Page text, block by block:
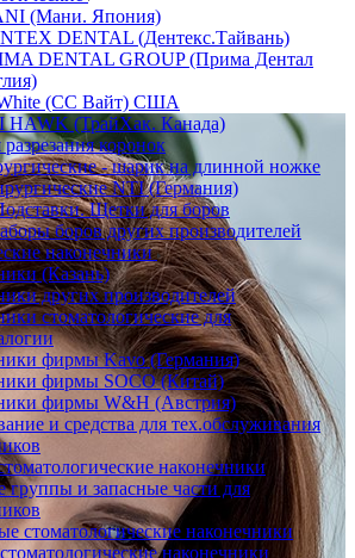
(Мани. Япония)
DENTAL (Дентекс.Тайвань)
DENTAL GROUP (Прима Дентал
(СС Вайт) США
HAWK (ТрайХак. Канада)
коронок
- шарик на длинной ножке
NTI (Германия)
Щетки для боров
боров других производителей
наконечники
(Казань)
других производителей
стоматологические для
фирмы Kavo (Германия)
фирмы SOCO (Китай)
фирмы W&H (Австрия)
и средства для тех.обслуживания
наконечники
группы и запасные части для
стоматологические наконечники
наконечники